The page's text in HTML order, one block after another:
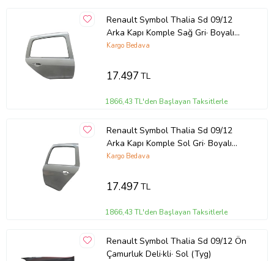
Renault Symbol Thalia Sd 09/12
Arka Kapı Komple Sağ Gri· Boyalı
(İ·celi·/çekomasti·kli·) (Tw)
Kargo Bedava
17.497TL
1866,43 TL'den Başlayan Taksitlerle
Renault Symbol Thalia Sd 09/12
Arka Kapı Komple Sol Gri· Boyalı
(İ·celi·/çekomasti·kli·) (Tw)
Kargo Bedava
17.497TL
1866,43 TL'den Başlayan Taksitlerle
Renault Symbol Thalia Sd 09/12 Ön
Çamurluk Deli·kli· Sol (Tyg)